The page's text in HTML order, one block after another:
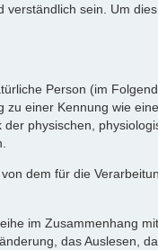
sein. Um dies
Person (im
zu einer Kennung wie
physischen,
dem für die
im Zusammenhang
das Auslesen,